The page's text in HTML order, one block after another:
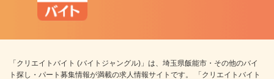
「クリエイトバイト (バイトジャングル)」は、埼玉県飯能市・その他のバイ
ト探し・パート募集情報が満載の求人情報サイトです。 「クリエイトバイト